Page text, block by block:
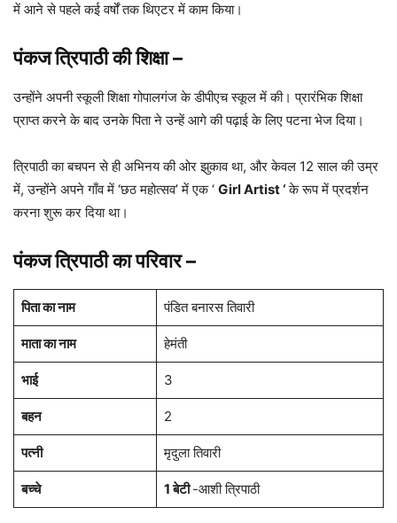
में आने से पहले कई वर्षों तक थिएटर में काम किया।
पंकज त्रिपाठी की शिक्षा–
उन्होंने अपनी स्कूली शिक्षा गोपालगंज के डीपीएच स्कूल में की। प्रारंभिक शिक्षा
प्राप्त करने के बाद उनके पिता ने उन्हें आगे की पढ़ाई के लिए पटना भेज दिया।
त्रिपाठी का बचपन से ही अभिनय की ओर झुकाव था, और केवल 12 साल की उम्र
में, उन्होंने अपने गाँव में ‘छठ महोत्सव’ में एक ‘ Girl Artist ‘के रूप में प्रदर्शन
करना शुरू कर दिया था।
पंकज त्रिपाठी का परिवार–
पिता का नाम पंडित बनारस तिवारी
माता का नाम हेमंती
भाई 3
बहन 2
पत्नी मृदुला तिवारी
बच्चे 1 बेटी-आशी त्रिपाठी